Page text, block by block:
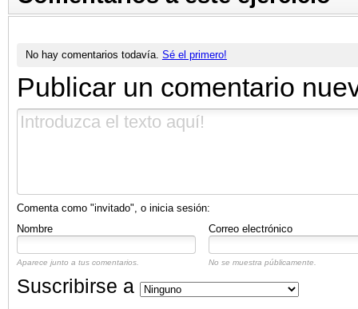
No hay comentarios todavía. Sé el primero!
Publicar un comentario
Comenta como "invitado", o inicia sesión:
Nombre
Correo electrónico
Aparece junto a tus comentarios. No se muestra públicamente.
Suscribirse a